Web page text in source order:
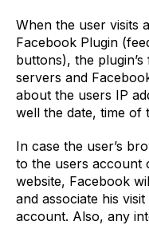
When the user visits
Facebook Plugin
buttons), the
servers and
about the users IP
well the date, time of
In case the user’s
to the users account
website, Facebook
and associate his
account. Also, any